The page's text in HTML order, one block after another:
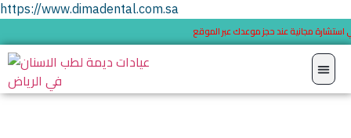
https://www.dimadental.com.sa
استشارة مجانية عند حجز موعدك عبر الموقع